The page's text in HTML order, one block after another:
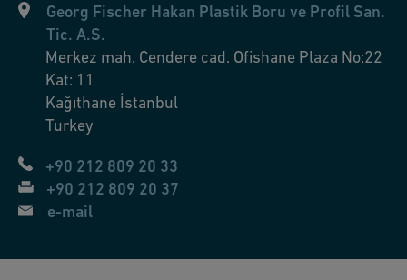
Georg Fischer Hakan Plastik Boru ve Profil San.
Tic. A.S.
Merkez mah. Cendere cad. Ofishane Plaza No:22
Kat: 11
Kağıthane İstanbul
Turkey
+90 212 809 20 33
+90 212 809 20 37
e-mail